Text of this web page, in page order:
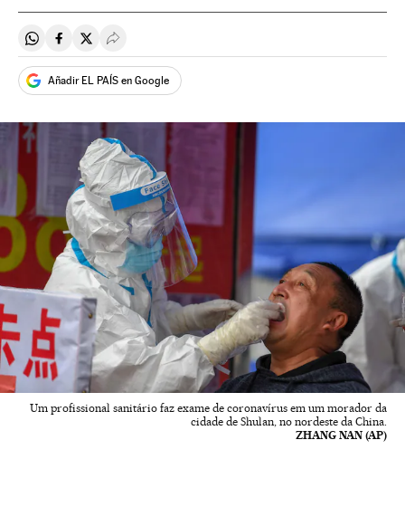
Compartir en Whatsapp
Compartir en Facebook
Compartir en Twitter
Desplegar Redes Sociales
Añadir EL PAÍS en Google
Um profissional sanitário faz exame de coronavírus em um morador da
cidade de Shulan, no nordeste da China.
ZHANG NAN (AP)